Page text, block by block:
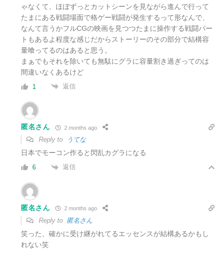
ゃなくて、ほぼずっとカットシーンを見ながら進んで行って
たまにある戦闘場面で格ゲー戦闘が発生するって形なんで、
なんて言うかフルCGの映画を見つつたまに操作する戦闘パー
トもあるよ程度な感じだからストーリーのその部分で結構容
量喰ってるのはあると思う。
まぁでもそれを除いても無駄にグラに容量割き過ぎってのは
間違いなくあるけど
1 返信
匿名さん 2 months ago
Reply to うてな
日本でモーコン作ると閃乱カグラになる
6 返信
匿名さん 2 months ago
Reply to 匿名さん
笑った、確かに受け継がれてるエッセンスが結構あるかもし
れない笑